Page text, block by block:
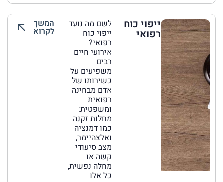
ייפוי כוח
רפואי
לשם מה נועד
ייפוי כוח
רפואי?
אירועי חיים
רבים
משפיעים על
כשירותו של
אדם מבחינה
רפואית
ומשפטית:
מחלות זקנה
כמו דמנציה
ואלצהיימר,
מצב סיעודי
קשה או
מחלה נפשית,
כל אלו
המשך
לקרוא